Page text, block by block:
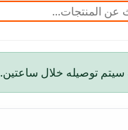
سيتم توصيله خلال ساعتين.